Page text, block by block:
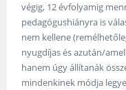
végig, 12 évfolyamig
pedagógushiányra is
nem kellene
nyugdíjas és azután/
hanem úgy állítanák
mindenkinek módja